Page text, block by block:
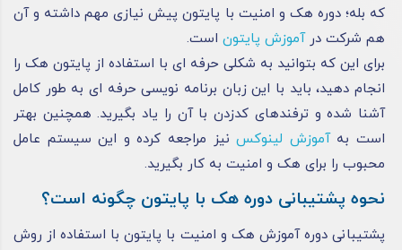
که بله؛ دوره هک و امنیت با پایتون پیش‌ نیازی مهم داشته و آن
هم شرکت درآموزش پایتون است.
برای این‌ که بتوانید به ‌شکلی حرفه‌ ای با استفاده از پایتون هک را
انجام دهید، باید با این زبان برنامه‌ نویسی حرفه‌ ای به‌ طور کامل
آشنا شده و ترفندهای کدزدن با آن را یاد بگیرید. همچنین بهتر
است بهآموزش لینوکسنیز مراجعه کرده و این سیستم‌ عامل
محبوب را برای هک و امنیت به ‌کار بگیرید.
نحوه پشتیبانی دوره هک با پایتون چگونه است؟
پشتیبانی دوره آموزش هک و امنیت با پایتون با استفاده از روش‌